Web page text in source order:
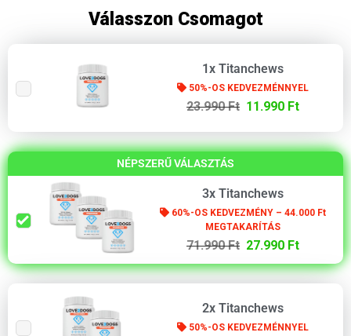
Válasszon Csomagot
1x Titanchews
50%-OS KEDVEZMÉNNYEL
23.990 Ft 11.990 Ft
NÉPSZERŰ VÁLASZTÁS
3x Titanchews
60%-OS KEDVEZMÉNY – 44.000 Ft
MEGTAKARÍTÁS
71.990 Ft 27.990 Ft
2x Titanchews
50%-OS KEDVEZMÉNNYEL